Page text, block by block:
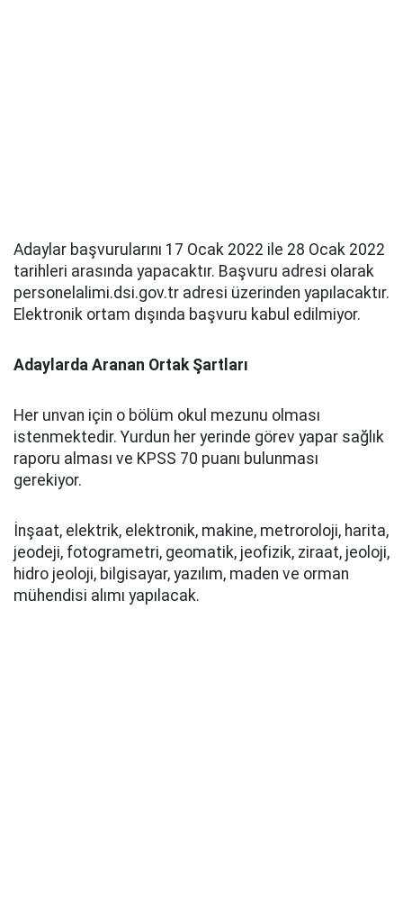
Adaylar başvurularını 17 Ocak 2022 ile 28 Ocak 2022
tarihleri arasında yapacaktır. Başvuru adresi olarak
personelalimi.dsi.gov.tr adresi üzerinden yapılacaktır.
Elektronik ortam dışında başvuru kabul edilmiyor.
Adaylarda Aranan Ortak Şartları
Her unvan için o bölüm okul mezunu olması
istenmektedir. Yurdun her yerinde görev yapar sağlık
raporu alması ve KPSS 70 puanı bulunması
gerekiyor.
İnşaat, elektrik, elektronik, makine, metroroloji, harita,
jeodeji, fotogrametri, geomatik, jeofizik, ziraat, jeoloji,
hidro jeoloji, bilgisayar, yazılım, maden ve orman
mühendisi alımı yapılacak.